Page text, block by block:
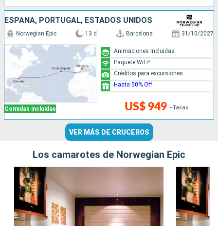
ESPAÑA, PORTUGAL, ESTADOS UNIDOS
Comidas incluidas
Norwegian Epic 13 d Barcelona 31/10/2027
US$ 949 +Tasas
Animaciones Incluidas
Paquete WiFi*
Créditos para excursiones
Hasta 50% Off
VER MÁS DE CRUCEROS
Los camarotes de Norwegian Epic